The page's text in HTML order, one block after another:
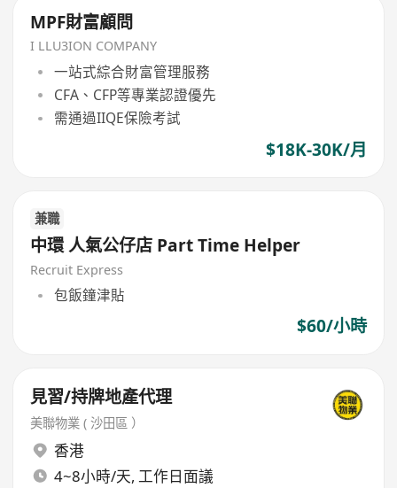
MPF財富顧問
I LLU3ION COMPANY
一站式綜合財富管理服務
CFA、CFP等專業認證優先
需通過IIQE保險考試
$18K-30K/月
兼職
中環 人氣公仔店 Part Time Helper
Recruit Express
包飯鐘津貼
$60/小時
見習/持牌地產代理
美聯物業 ( 沙田區 ）
香港
4~8小時/天, 工作日面議